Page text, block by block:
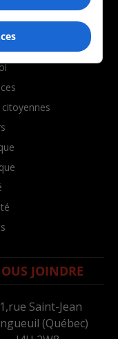
JOINDRE
Saint-Jean
(Québec)